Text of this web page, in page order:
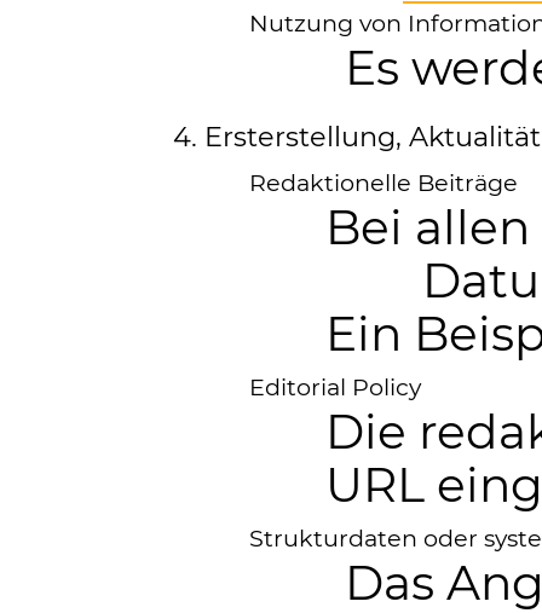
Nutzung von
Es
4. Ersterstellung,
Redaktionelle Beiträge
Bei
Ein
Editorial Policy
Die
URL
Strukturdaten oder
Das